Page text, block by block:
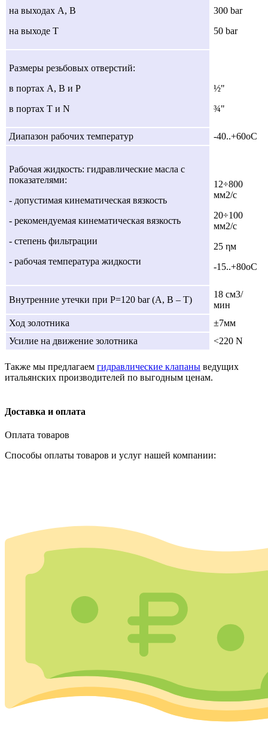
на выходах А, В
на выходе Т
300 bar
50 bar
Размеры резьбовых отверстий:
в портах А, В и Р
в портах Т и N
½"
¾"
Диапазон рабочих температур -40..+60оC
Рабочая жидкость: гидравлические масла с
показателями:
- допустимая кинематическая вязкость
- рекомендуемая кинематическая вязкость
- степень фильтрации
- рабочая температура жидкости
12÷800
мм2/с
20÷100
мм2/с
25 ηм
-15..+80оС
Внутренние утечки при Р=120 bar (А, В – Т)
18 cм3/
мин
Ход золотника
±7мм
Усилие на движение золотника
<220 N
Также мы предлагаем гидравлические клапаны ведущих
итальянских производителей по выгодным ценам.
Доставка и оплата
Оплата товаров
Способы оплаты товаров и услуг нашей компании: